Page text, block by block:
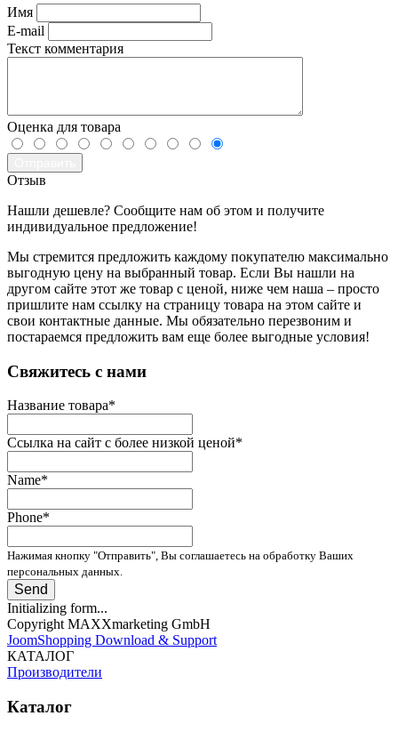
Имя
E-mail
Текст комментария
Оценка для товара
Отзыв
Нашли дешевле? Сообщите нам об этом и получите
индивидуальное предложение!
Мы стремится предложить каждому покупателю максимально
выгодную цену на выбранный товар. Если Вы нашли на
другом сайте этот же товар с ценой, ниже чем наша – просто
пришлите нам ссылку на страницу товара на этом сайте и
свои контактные данные. Мы обязательно перезвоним и
постараемся предложить вам еще более выгодные условия!
­Свяжитесь с нами
Название товара*
Ссылка на сайт с более низкой ценой*
Name*
Phone*
Нажимая кнопку "Отправить", Вы соглашаетесь на обработку Ваших
персональных данных.
Send
Initializing form...
Copyright MAXXmarketing GmbH
JoomShopping Download & Support
КАТАЛОГ
Производители
Каталог